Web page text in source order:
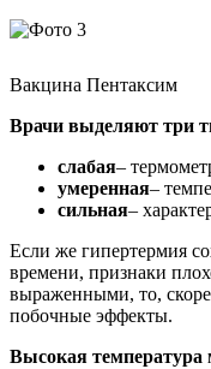
Вакцина Пентаксим
Врачи выделяют три
слабая–
умеренная–
сильная–
Если же гипертермия
времени, признаки
выраженными, то,
побочные эффекты.
Высокая температура